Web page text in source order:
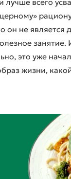
всего
он не является
это уже
жизни,